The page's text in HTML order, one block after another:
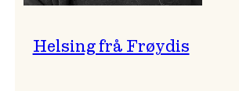
Helsing frå Frøydis